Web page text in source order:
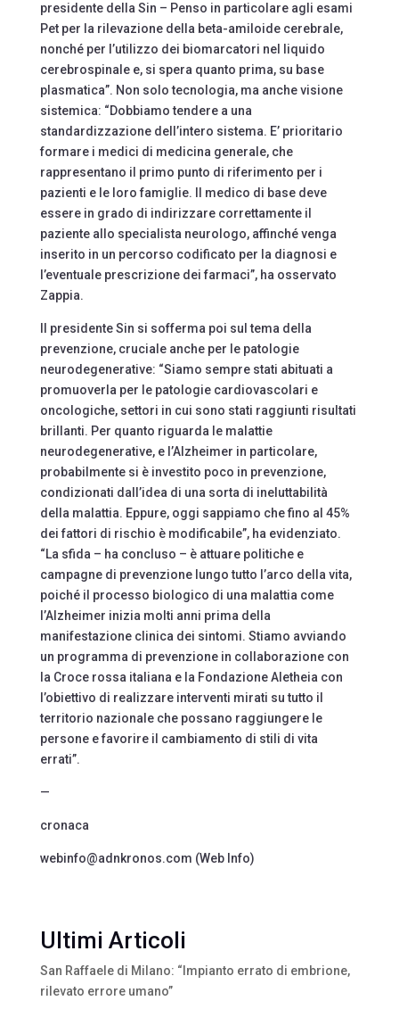
presidente della Sin – Penso in particolare agli esami
Pet per la rilevazione della beta-amiloide cerebrale,
nonché per l’utilizzo dei biomarcatori nel liquido
cerebrospinale e, si spera quanto prima, su base
plasmatica”. Non solo tecnologia, ma anche visione
sistemica: “Dobbiamo tendere a una
standardizzazione dell’intero sistema. E’ prioritario
formare i medici di medicina generale, che
rappresentano il primo punto di riferimento per i
pazienti e le loro famiglie. Il medico di base deve
essere in grado di indirizzare correttamente il
paziente allo specialista neurologo, affinché venga
inserito in un percorso codificato per la diagnosi e
l’eventuale prescrizione dei farmaci”, ha osservato
Zappia.
Il presidente Sin si sofferma poi sul tema della
prevenzione, cruciale anche per le patologie
neurodegenerative: “Siamo sempre stati abituati a
promuoverla per le patologie cardiovascolari e
oncologiche, settori in cui sono stati raggiunti risultati
brillanti. Per quanto riguarda le malattie
neurodegenerative, e l’Alzheimer in particolare,
probabilmente si è investito poco in prevenzione,
condizionati dall’idea di una sorta di ineluttabilità
della malattia. Eppure, oggi sappiamo che fino al 45%
dei fattori di rischio è modificabile”, ha evidenziato.
“La sfida – ha concluso – è attuare politiche e
campagne di prevenzione lungo tutto l’arco della vita,
poiché il processo biologico di una malattia come
l’Alzheimer inizia molti anni prima della
manifestazione clinica dei sintomi. Stiamo avviando
un programma di prevenzione in collaborazione con
la Croce rossa italiana e la Fondazione Aletheia con
l’obiettivo di realizzare interventi mirati su tutto il
territorio nazionale che possano raggiungere le
persone e favorire il cambiamento di stili di vita
errati”.
—
cronaca
webinfo@adnkronos.com (Web Info)
Ultimi Articoli
San Raffaele di Milano: “Impianto errato di embrione,
rilevato errore umano”